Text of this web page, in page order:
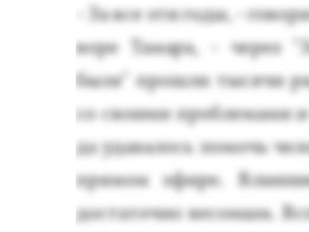
- За все эти го­ды, -
воре Та­мара, - че­рез
быля" прош­ли ты­сячи
со сво­ими проб­ле­мами
да уда­валось по­мочь
пря­мом эфи­ре.
дос­та­точ­но ве­сомым.